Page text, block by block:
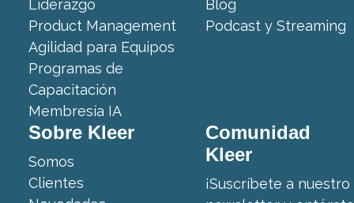
Liderazgo
Product Management
Agilidad para Equipos
Programas de
Capacitación
Membresía IA
Blog
Podcast y Streaming
Sobre Kleer
Somos
Clientes
Comunidad
Kleer
¡Suscríbete a nuestro